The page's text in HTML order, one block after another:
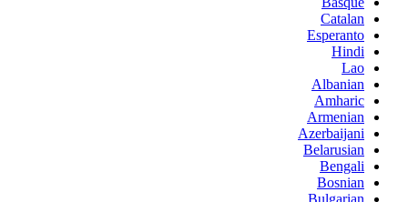
Catalan
Esperanto
Hindi
Lao
Albanian
Amharic
Armenian
Azerbaijani
Belarusian
Bengali
Bosnian
Bulgarian